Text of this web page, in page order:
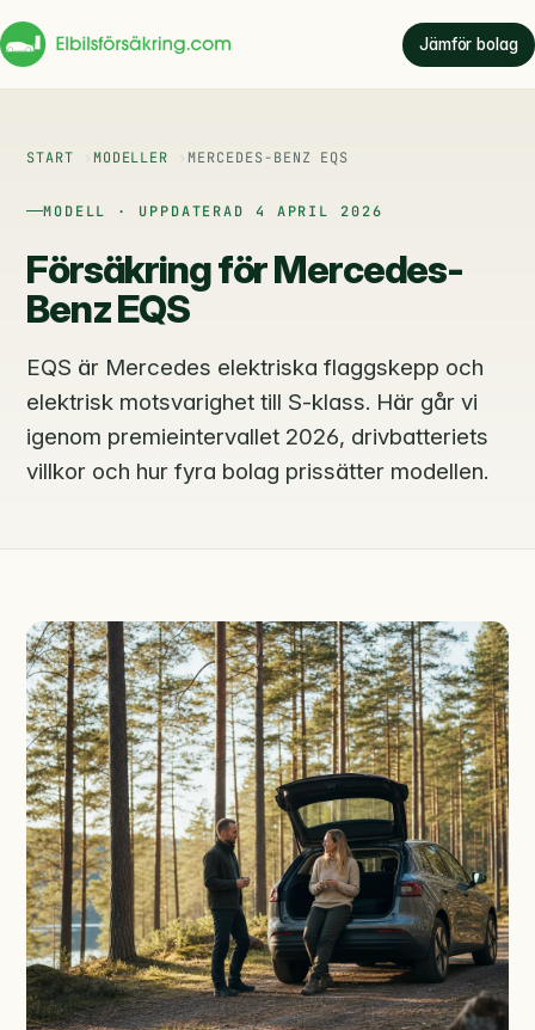
Jämför bolag
START MODELLER MERCEDES-BENZ EQS
MODELL · UPPDATERAD 4 APRIL 2026
Försäkring för Mercedes-
Benz EQS
EQS är Mercedes elektriska flaggskepp och
elektrisk motsvarighet till S-klass. Här går vi
igenom premieintervallet 2026, drivbatteriets
villkor och hur fyra bolag prissätter modellen.